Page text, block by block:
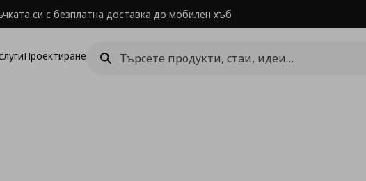
си с безплатна доставка до мобилен хъб
Проектиране